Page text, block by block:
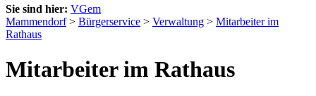
Sie sind hier: VGem
Mammendorf> Bürgerservice > Verwaltung > Mitarbeiter im
Rathaus
Mitarbeiter im Rathaus